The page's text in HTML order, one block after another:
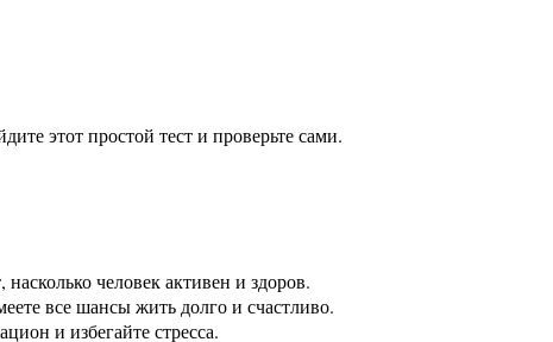
этот простой тест и проверьте сами.
человек активен и здоров.
все шансы жить долго и счастливо.
и избегайте стресса.